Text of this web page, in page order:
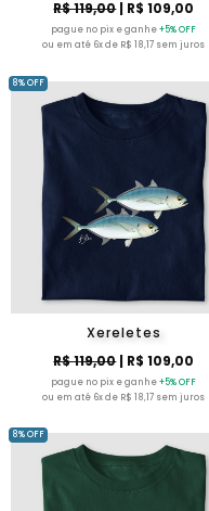
R$ 119,00| R$ 109,00
pague no pix e ganhe+5% OFF
ou em até 6x de R$ 18,17 sem juros
Xereletes
R$ 119,00| R$ 109,00
pague no pix e ganhe+5% OFF
ou em até 6x de R$ 18,17 sem juros
8% OFF
8% OFF